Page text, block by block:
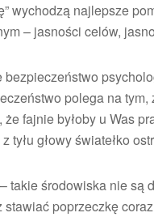
wychodzą najlepsze
– jasności celów,
polega na
fajnie byłoby u Was
tyłu głowy światełko
takie środowiska nie są
poprzeczkę